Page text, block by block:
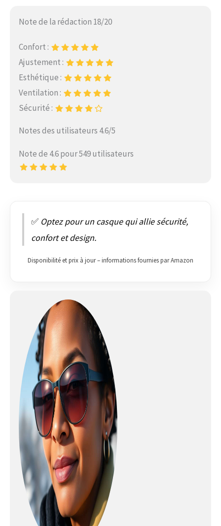
Note de la rédaction 18/20
Confort :
Ajustement :
Esthétique :
Ventilation :
Sécurité :
Notes des utilisateurs 4.6/5
Note de 4.6 pour 549 utilisateurs
✅ Optez pour un casque qui allie sécurité,
confort et design.
Disponibilité et prix à jour – informations fournies par Amazon